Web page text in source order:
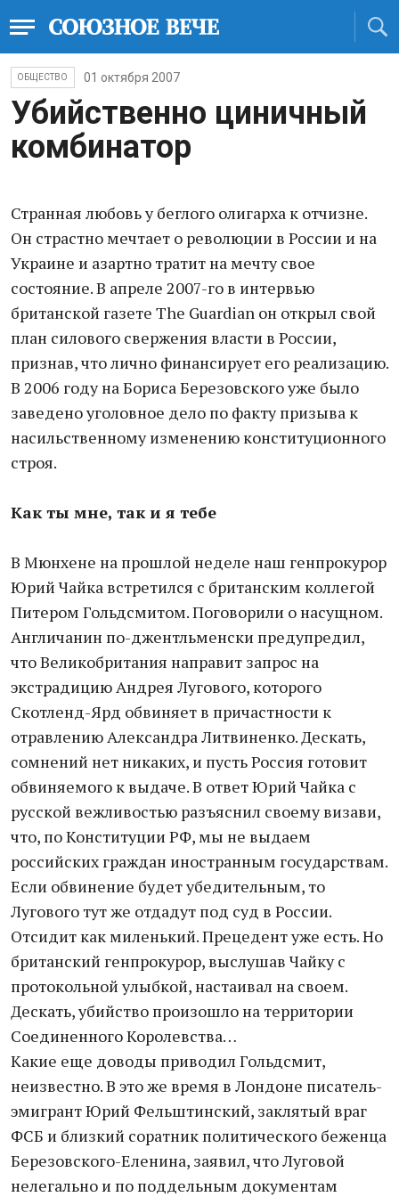
ОБЩЕСТВО 01 октября 2007
Убийственно циничный
комбинатор
Странная любовь у беглого олигарха к отчизне.
Он страстно мечтает о революции в России и на
Украине и азартно тратит на мечту свое
состояние. В апреле 2007-го в интервью
британской газете The Guardian он открыл свой
план силового свержения власти в России,
признав, что лично финансирует его реализацию.
В 2006 году на Бориса Березовского уже было
заведено уголовное дело по факту призыва к
насильственному изменению конституционного
строя.
Как ты мне, так и я тебе
В Мюнхене на прошлой неделе наш генпрокурор
Юрий Чайка встретился с британским коллегой
Питером Гольдсмитом. Поговорили о насущном.
Англичанин по-джентльменски предупредил,
что Великобритания направит запрос на
экстрадицию Андрея Лугового, которого
Скотленд-Ярд обвиняет в причастности к
отравлению Александра Литвиненко. Дескать,
сомнений нет никаких, и пусть Россия готовит
обвиняемого к выдаче. В ответ Юрий Чайка с
русской вежливостью разъяснил своему визави,
что, по Конституции РФ, мы не выдаем
российских граждан иностранным государствам.
Если обвинение будет убедительным, то
Лугового тут же отдадут под суд в России.
Отсидит как миленький. Прецедент уже есть. Но
британский генпрокурор, выслушав Чайку с
протокольной улыбкой, настаивал на своем.
Дескать, убийство произошло на территории
Соединенного Королевства…
Какие еще доводы приводил Гольдсмит,
неизвестно. В это же время в Лондоне писатель-
эмигрант Юрий Фельштинский, заклятый враг
ФСБ и близкий соратник политического беженца
Березовского-Еленина, заявил, что Луговой
нелегально и по поддельным документам